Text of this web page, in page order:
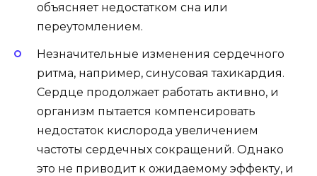
объясняет недостатком сна или
переутомлением.
Незначительные изменения сердечного
ритма, например, синусовая тахикардия.
Сердце продолжает работать активно, и
организм пытается компенсировать
недостаток кислорода увеличением
частоты сердечных сокращений. Однако
это не приводит к ожидаемому эффекту, и